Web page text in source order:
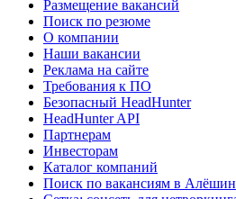
Размещение вакансий
Поиск по резюме
О компании
Наши вакансии
Реклама на сайте
Требования к ПО
Безопасный HeadHunter
HeadHunter API
Партнерам
Инвесторам
Каталог компаний
Поиск по вакансиям в